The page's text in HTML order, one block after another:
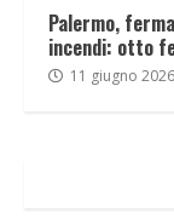
Palermo,
incendi: otto
11 giugno 2026